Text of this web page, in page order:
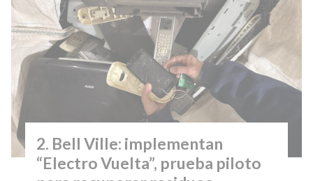
Bell Ville: implementan
“Electro Vuelta”, prueba piloto